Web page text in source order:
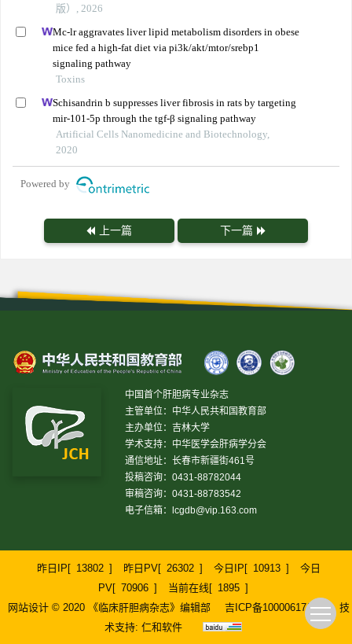
版）, 2026
Mc-lr aggravates liver lipid metabolism disorders in obese
mice fed a high-fat diet via pi3k/akt/mtor/srebp1
signaling pathway
Toxins
Schisandrin b suppresses liver fibrosis in rats by targeting
mir-101-5p through the tgf-β signaling pathway
Artificial Cells Nanomedicine and Biotechnology,
2020
Powered by
上一篇 下一篇
中国首个肝胆病专业杂志
主管单位：中华人民共和国教育部
主办单位：吉林大学
学术支持：中华医学会肝病学分会
通信地址：长春市新疆街461号
投稿咨询：0431-88782044
审稿咨询：0431-88783542
电子信箱：
lcgdb@vip.163.com
昨日IP[ 13802 ] 昨日PV[ 26302 ] 今日IP[ 10913 ]
今日
PV[ 70906 ] 当前在线[ 1895 ]
网站设计 © 2020 《临床肝胆病杂志》编辑部
吉ICP备10000617号-1
技
术支持: 仁和软件